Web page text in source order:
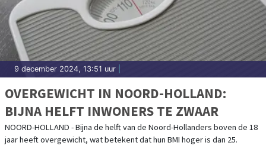
9 december 2024, 13:51 uur
OVERGEWICHT IN NOORD-HOLLAND:
BIJNA HELFT INWONERS TE ZWAAR
NOORD-HOLLAND - Bijna de helft van de Noord-Hollanders boven de 18
jaar heeft overgewicht, wat betekent dat hun BMI hoger is dan 25.